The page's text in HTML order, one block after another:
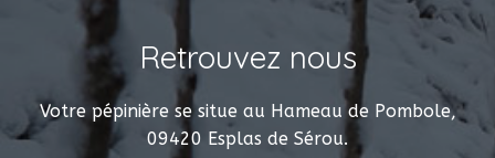
Retrouvez nous
Votre pépinière se situe au Hameau de Pombole,
09420 Esplas de Sérou.